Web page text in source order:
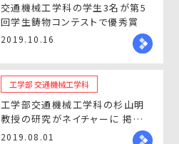
交通機械工学科の学生3名が第5
回学生鋳物コンテストで優秀賞
2019.10.16
工学部 交通機械工学科
工学部交通機械工学科の杉山明
教授の研究がネイチャーに 掲載さ
れました
2019.08.01